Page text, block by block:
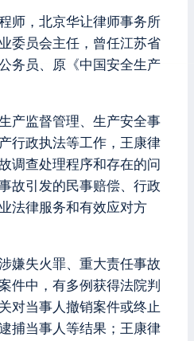
师，北京华让律师事务所
委员会主任，曾任江苏省
务员、原《中国安全生产
产监督管理、生产安全事
行政执法等工作，王康律
调查处理程序和存在的问
故引发的民事赔偿、行政
法律服务和有效应对方
嫌失火罪、重大责任事故
件中，有多例获得法院判
对当事人撤销案件或终止
捕当事人等结果；王康律